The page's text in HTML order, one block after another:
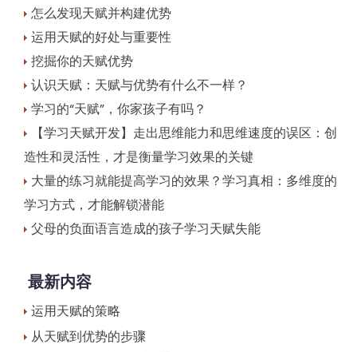
怎么发现天赋并构建优势
运用天赋的好处与重要性
挖掘你的天赋优势
认识天赋：天赋与优势有什么不一样？
学习的“天赋”，你家孩子有吗？
【学习天赋开发】走出思维能力和思维速度的误区：创
造性和灵活性，才是衡量学习效果的关键
大量的练习就能提高学习的效果？学习真相：多维度的
学习方式，才能解锁潜能
父母的负面语言造成的孩子学习天赋失能
最新内容
运用天赋的策略
从天赋到优势的步骤